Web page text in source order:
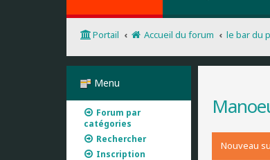
Portail Accueil du forum le bar du
Nouveau
Menu
Forum par
catégories
Rechercher
Inscription